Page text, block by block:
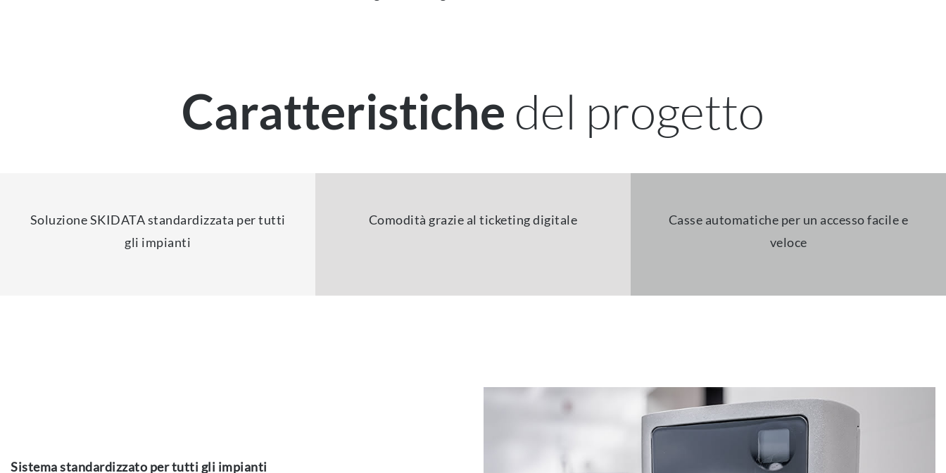
Caratteristiche del progetto
Soluzione SKIDATA standardizzata per tutti
gli impianti
Comodità grazie al ticketing digitale
Casse automatiche per un accesso facile e
veloce
Sistema standardizzato per tutti gli impianti